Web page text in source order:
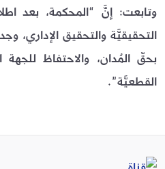
وتابعت: إنَّ “المحكمة، بعد
التحقيقيَّة والتحقيق الإداري،
بحقّ المُدان، والاحتفاظ
القطعيَّة”.